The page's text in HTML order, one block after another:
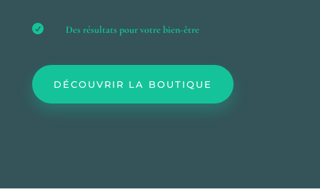
 Des résultats pour votre bien-être
DÉCOUVRIR LA BOUTIQUE